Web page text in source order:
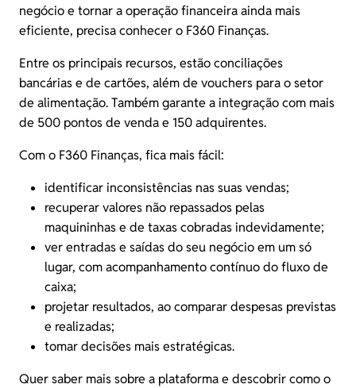
negócio e tornar a operação financeira ainda mais
eficiente, precisa conhecer o F360 Finanças.
Entre os principais recursos, estão conciliações
bancárias e de cartões, além de vouchers para o setor
de alimentação. Também garante a integração com mais
de 500 pontos de venda e 150 adquirentes.
Com o F360 Finanças, fica mais fácil:
identificar inconsistências nas suas vendas;
recuperar valores não repassados pelas
maquininhas e de taxas cobradas indevidamente;
ver entradas e saídas do seu negócio em um só
lugar, com acompanhamento contínuo do fluxo de
caixa;
projetar resultados, ao comparar despesas previstas
e realizadas;
tomar decisões mais estratégicas.
Quer saber mais sobre a plataforma e descobrir como o